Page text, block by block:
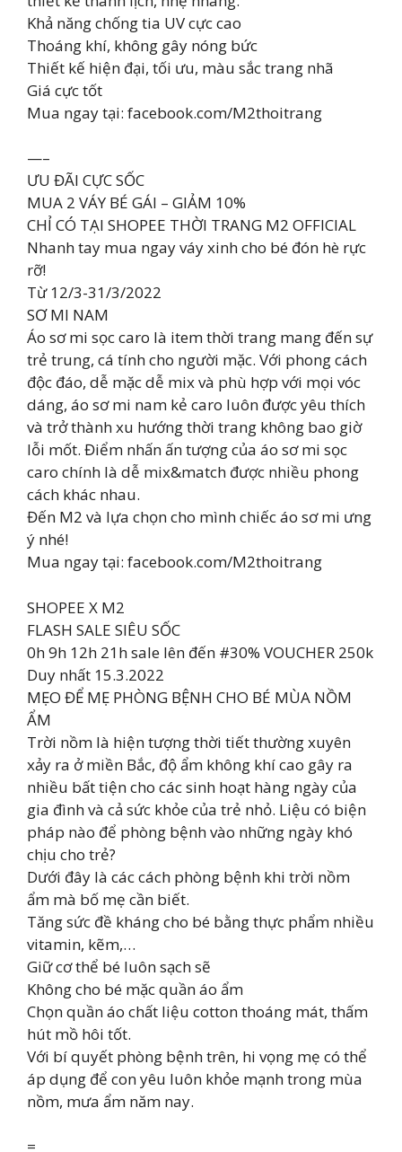
Khả năng chống tia UV cực cao
Thoáng khí, không gây nóng bức
Thiết kế hiện đại, tối ưu, màu sắc trang nhã
Giá cực tốt
Mua ngay tại: facebook.com/M2thoitrang
—–
ƯU ĐÃI CỰC SỐC
MUA 2 VÁY BÉ GÁI – GIẢM 10%
CHỈ CÓ TẠI SHOPEE THỜI TRANG M2 OFFICIAL
Nhanh tay mua ngay váy xinh cho bé đón hè rực
rỡ!
Từ 12/3-31/3/2022
SƠ MI NAM
Áo sơ mi sọc caro là item thời trang mang đến sự
trẻ trung, cá tính cho người mặc. Với phong cách
độc đáo, dễ mặc dễ mix và phù hợp với mọi vóc
dáng, áo sơ mi nam kẻ caro luôn được yêu thích
và trở thành xu hướng thời trang không bao giờ
lỗi mốt. Điểm nhấn ấn tượng của áo sơ mi sọc
caro chính là dễ mix&match được nhiều phong
cách khác nhau.
Đến M2 và lựa chọn cho mình chiếc áo sơ mi ưng
ý nhé!
Mua ngay tại: facebook.com/M2thoitrang
SHOPEE X M2
FLASH SALE SIÊU SỐC
0h 9h 12h 21h sale lên đến #30% VOUCHER 250k
Duy nhất 15.3.2022
MẸO ĐỂ MẸ PHÒNG BỆNH CHO BÉ MÙA NỒM
ẨM
Trời nồm là hiện tượng thời tiết thường xuyên
xảy ra ở miền Bắc, độ ẩm không khí cao gây ra
nhiều bất tiện cho các sinh hoạt hàng ngày của
gia đình và cả sức khỏe của trẻ nhỏ. Liệu có biện
pháp nào để phòng bệnh vào những ngày khó
chịu cho trẻ?
Dưới đây là các cách phòng bệnh khi trời nồm
ẩm mà bố mẹ cần biết.
Tăng sức đề kháng cho bé bằng thực phẩm nhiều
vitamin, kẽm,…
Giữ cơ thể bé luôn sạch sẽ
Không cho bé mặc quần áo ẩm
Chọn quần áo chất liệu cotton thoáng mát, thấm
hút mồ hôi tốt.
Với bí quyết phòng bệnh trên, hi vọng mẹ có thể
áp dụng để con yêu luôn khỏe mạnh trong mùa
nồm, mưa ẩm năm nay.
=